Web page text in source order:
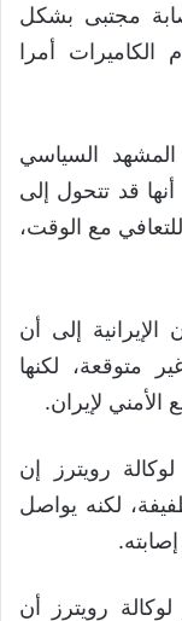
مجتبى بشكل
أمرا
المشهد السياسي
قد تتحول إلى
مع الوقت،
إلى أن
متوقعة، لكنها
لإيران.
رويترز إن
لكنه يواصل
رويترز أن